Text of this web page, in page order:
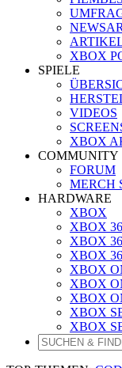
XBOX
SPIELE
VIDEOS
XBOX
COMMUNITY
FORUM
MERCH
HARDWARE
XBOX
XBOX
XBOX
XBOX
XBOX
XBOX
XBOX
XBOX
XBOX